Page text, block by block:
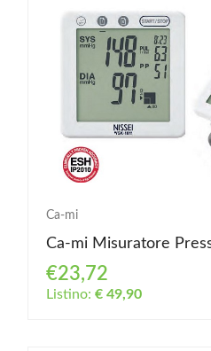
Ca-mi
Ca-mi Misuratore
€23,72
Listino: € 49,90